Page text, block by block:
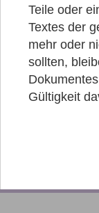
Teile oder
Textes der
mehr oder
sollten,
Gültigkeit